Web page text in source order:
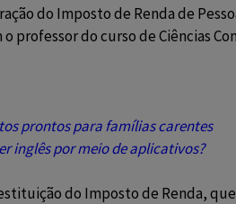
do Imposto de Renda de
professor do curso de Ciências
prontos para famílias carentes
inglês por meio de aplicativos?
do Imposto de Renda,